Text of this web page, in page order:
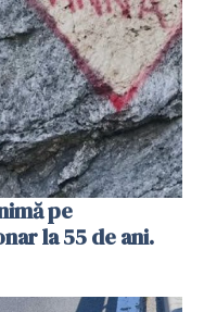
pe
la 55 de ani.